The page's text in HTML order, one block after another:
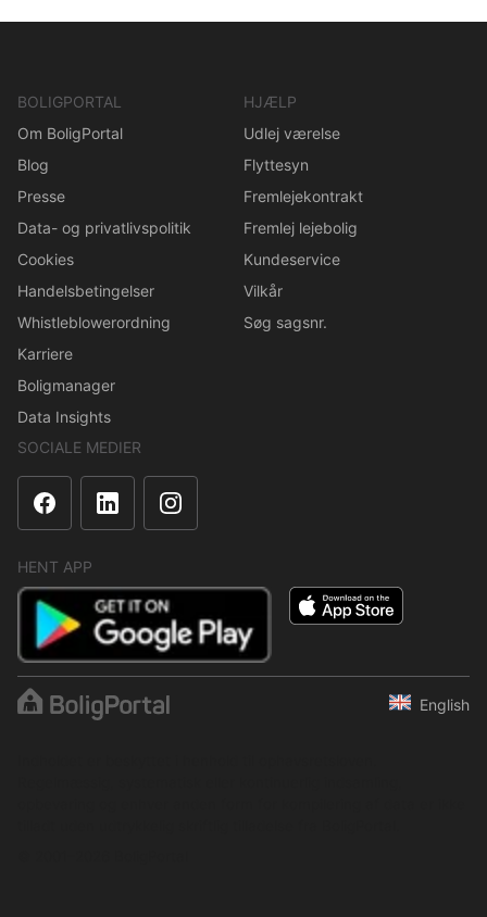
BOLIGPORTAL
Om BoligPortal
Blog
Presse
Data- og privatlivspolitik
Cookies
Handelsbetingelser
Whistleblowerordning
Karriere
Boligmanager
Data Insights
HJÆLP
Udlej værelse
Flyttesyn
Fremlejekontrakt
Fremlej lejebolig
Kundeservice
Vilkår
Søg sagsnr.
SOCIALE MEDIER
HENT APP
English